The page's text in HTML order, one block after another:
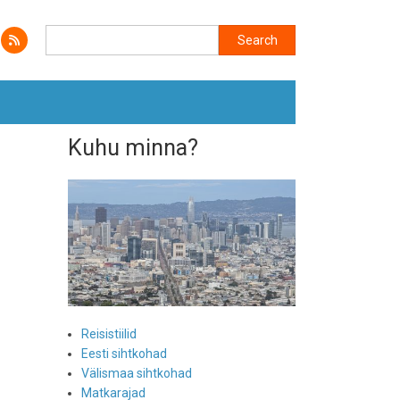
Kuhu minna?
Reisistiilid
Eesti sihtkohad
Välismaa sihtkohad
Matkarajad